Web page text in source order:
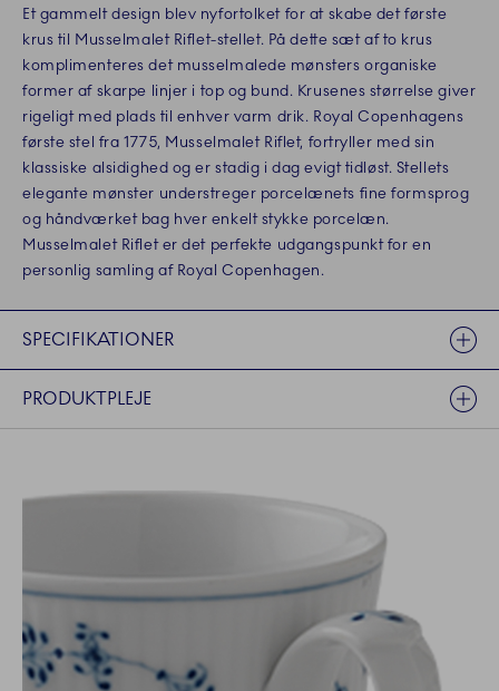
Et gammelt design blev nyfortolket for at skabe det første
krus til Musselmalet Riflet-stellet. På dette sæt af to krus
komplimenteres det musselmalede mønsters organiske
former af skarpe linjer i top og bund. Krusenes størrelse giver
rigeligt med plads til enhver varm drik. Royal Copenhagens
første stel fra 1775, Musselmalet Riflet, fortryller med sin
klassiske alsidighed og er stadig i dag evigt tidløst. Stellets
elegante mønster understreger porcelænets fine formsprog
og håndværket bag hver enkelt stykke porcelæn.
Musselmalet Riflet er det perfekte udgangspunkt for en
personlig samling af Royal Copenhagen.
SPECIFIKATIONER
PRODUKTPLEJE